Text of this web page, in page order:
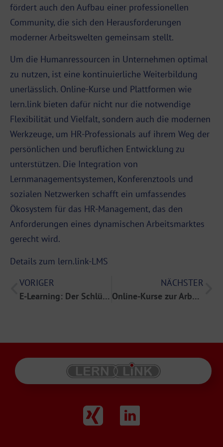
fördert auch den Aufbau einer professionellen
Community, die sich den Herausforderungen
moderner Arbeitswelten gemeinsam stellt.
Um die Humanressourcen in Unternehmen optimal
zu nutzen, ist eine kontinuierliche Weiterbildung
unerlässlich. Online-Kurse und Plattformen wie
lern.link bieten dafür nicht nur die notwendige
Flexibilität und Vielfalt, sondern auch die modernen
Werkzeuge, um HR-Professionals auf ihrem Weg der
persönlichen und beruflichen Entwicklung zu
unterstützen. Die Integration von
Lernmanagementsystemen, Konferenztools und
sozialen Netzwerken schafft ein umfassendes
Ökosystem für das HR-Management, das den
Anforderungen eines dynamischen Arbeitsmarktes
gerecht wird.
Details zum lern.link-LMS
VORIGER
E-Learning: Der Schlüssel zur effektiven Qualitätsplanung
NÄCHSTER
Online-Kurse zur Arbeitssicherheit: Ein Überblick